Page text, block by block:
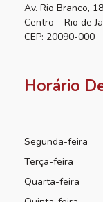
Av. Rio Branco,
Centro – Rio de
CEP: 20090-000
Horário
Segunda-feira
Terça-feira
Quarta-feira